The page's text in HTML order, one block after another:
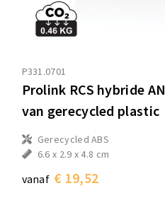
P331.0701
Prolink RCS hybride
van gerecycled plastic
Gerecycled ABS
6.6 x 2.9 x 4.8 cm
vanaf € 19,52